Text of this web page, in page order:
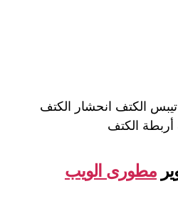
الكتف انحشار الكتف
أربطة الكتف
مطورى الويب